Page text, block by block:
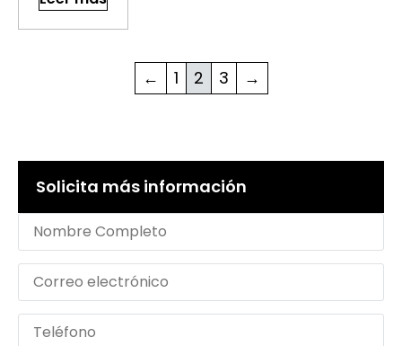
← 1 2 3 →
Solicita más información